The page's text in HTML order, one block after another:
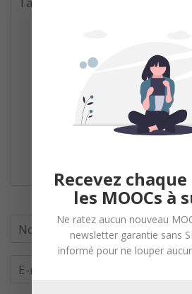
Recevez
les MOOCs à
Ne ratez aucun nouveau
newsletter garantie sans
informé pour ne louper